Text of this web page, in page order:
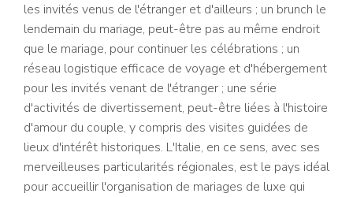
les invités venus de l'étranger et d'ailleurs ; un brunch le
lendemain du mariage, peut-être pas au même endroit
que le mariage, pour continuer les célébrations ; un
réseau logistique efficace de voyage et d'hébergement
pour les invités venant de l'étranger ; une série
d'activités de divertissement, peut-être liées à l'histoire
d'amour du couple, y compris des visites guidées de
lieux d'intérêt historiques. L'Italie, en ce sens, avec ses
merveilleuses particularités régionales, est le pays idéal
pour accueillir l'organisation de mariages de luxe qui